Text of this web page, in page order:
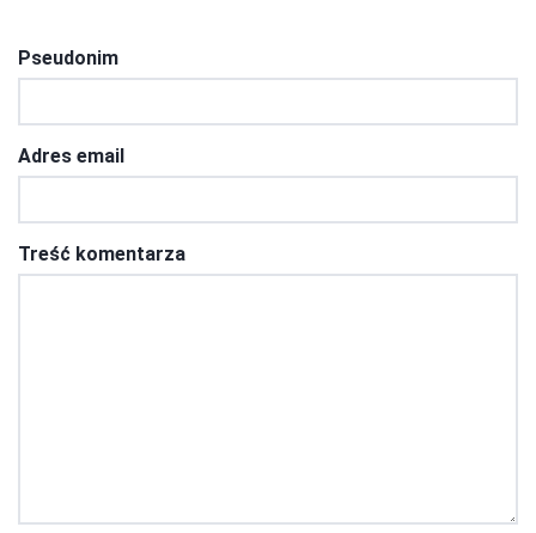
Pseudonim
Adres email
Treść komentarza